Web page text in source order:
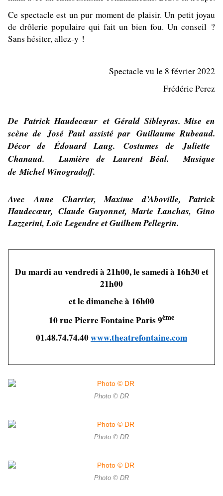
Ce spectacle est un pur moment de plaisir. Un petit joyau
de drôlerie populaire qui fait un bien fou. Un conseil ?
Sans hésiter, allez-y !
Spectacle vu le 8 février 2022
Frédéric Perez
DePatrick Haudecœur etGérald Sibleyras.Mise en
scène deJosé Paulassisté par Guillaume Rubeaud.
Décor deÉdouard Laug. Costumes deJuliette
Chanaud.
Lumière deLaurent Béal.
Musique
deMichel Winogradoff.
AvecAnne Charrier, Maxime d’Aboville, Patrick
Haudecœur, Claude Guyonnet, Marie Lanchas,Gino
Lazzerini, Loïc Legendre et Guilhem Pellegrin.
Du mardi au vendredi à 21h00, le samedi à 16h30 et
21h00
et le dimanche à 16h00
10 rue Pierre Fontaine Paris 9ème
01.48.74.74.40www.theatrefontaine.com
Photo © DR
Photo © DR
Photo © DR